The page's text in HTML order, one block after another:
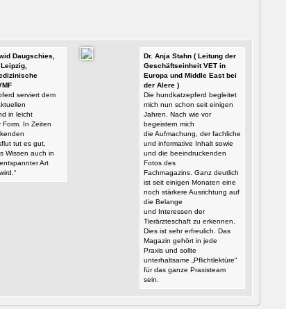
Daugschies,
serviert dem
in leicht
Form. In Zeiten
tut es gut,
Wissen auch in
Art
Dr. Anja Stahn ( Leitung der
Geschäftseinheit VET in
Europa und Middle East bei
der Alere )
Die hundkatzepferd begleitet
mich nun schon seit einigen
Jahren. Nach wie vor
begeistern mich
die Aufmachung, der fachliche
und informative Inhalt sowie
und die beeindruckenden
Fotos des
Fachmagazins. Ganz deutlich
ist seit einigen Monaten eine
noch stärkere Ausrichtung auf
die Belange
und Interessen der
Tierärzteschaft zu erkennen.
Dies ist sehr erfreulich. Das
Magazin gehört in jede
Praxis und sollte
unterhaltsame „Pflichtlektüre“
für das ganze Praxisteam
sein.